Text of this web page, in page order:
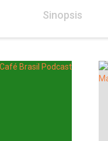
Sinopsis